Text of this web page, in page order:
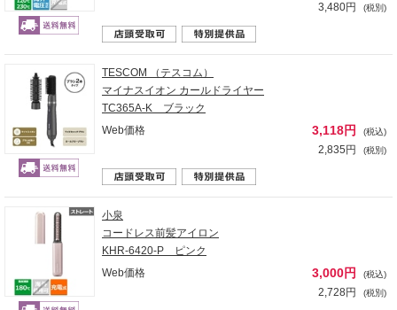
3,480円 (税別)
TESCOM （テスコム）
マイナスイオン カールドライヤー
TC365A-K ブラック
Web価格
3,118円 (税込)
2,835円 (税別)
小泉
コードレス前髪アイロン
KHR-6420-P ピンク
Web価格
3,000円 (税込)
2,728円 (税別)